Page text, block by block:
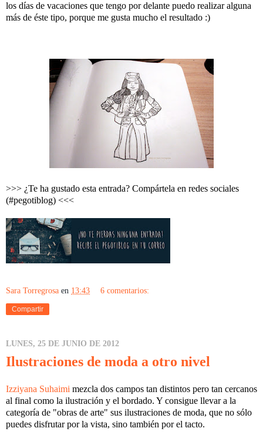
los días de vacaciones que tengo por delante puedo realizar alguna
más de éste tipo, porque me gusta mucho el resultado :)
>>> ¿Te ha gustado esta entrada? Compártela en redes sociales
(#pegotiblog) <<<
Sara Torregrosa en 13:43 6 comentarios:
Compartir
LUNES, 25 DE JUNIO DE 2012
Ilustraciones de moda a otro nivel
Izziyana Suhaimi mezcla dos campos tan distintos pero tan cercanos
al final como la ilustración y el bordado. Y consigue llevar a la
categoría de "obras de arte" sus ilustraciones de moda, que no sólo
puedes disfrutar por la vista, sino también por el tacto.